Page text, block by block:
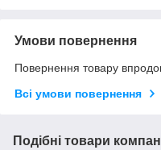
Умови повернення
Повернення товару
Всі умови повернення
Подібні товари